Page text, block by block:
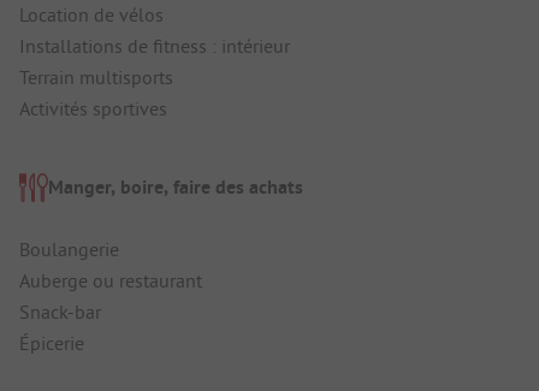
Location de vélos
Installations de fitness : intérieur
Terrain multisports
Activités sportives
Manger, boire, faire des achats
Boulangerie
Auberge ou restaurant
Snack-bar
Épicerie